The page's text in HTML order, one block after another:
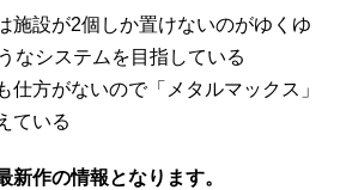
施設が2個しか置けないのがゆくゆ
なシステムを目指している
仕方がないので「メタルマックス」
ている
新作の情報となります。